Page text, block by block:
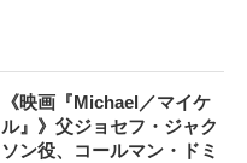
《映画『Michael／マイケ
ル』》父ジョセフ・ジャク
ソン役、コールマン・ドミ